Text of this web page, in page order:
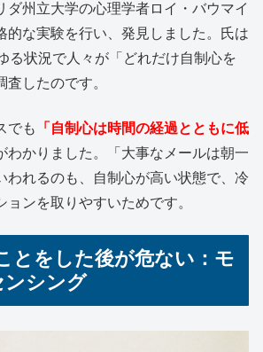
ダ州立大学の心理学者ロイ・バウマイ
的な実験を行い、発見しました。氏は
る状況で人々が「どれだけ自制心を
したのです。
でも
「自制心は時間の経過とともに低
わかりました。「大事なメールは朝一
われるのも、自制心が高い状態で、冷
ンを取りやすいためです。
とをした後が危ない：モ
ンシング